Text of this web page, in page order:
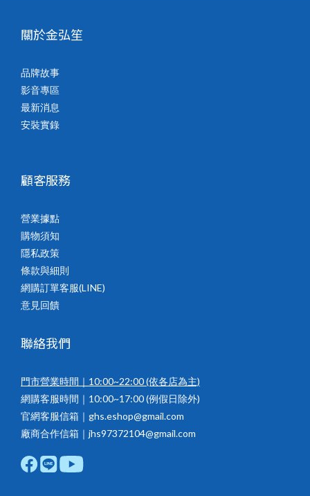
關於金弘笙
品牌故事
影音專區
最新消息
安裝實錄
顧客服務
營業據點
購物須知
隱私政策
條款與細則
網購訂單客服(LINE)
意見回饋
聯絡我們
門市營業時間｜10:00~22:00(依各店為主)
網購客服時間｜10:00~17:00 (例假日除外)
官網客服信箱｜ghs.eshop@gmail.com
廠商合作信箱｜jhs97372104@gmail.com